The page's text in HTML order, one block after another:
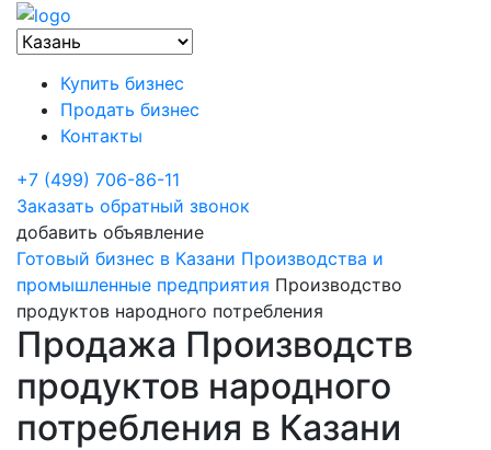
Купить бизнес
Продать бизнес
Контакты
+7 (499) 706-86-11
Заказать обратный звонок
добавить объявление
Готовый бизнес в Казани Производства и
промышленные предприятия Производство
продуктов народного потребления
Продажа Производств
продуктов народного
потребления в Казани